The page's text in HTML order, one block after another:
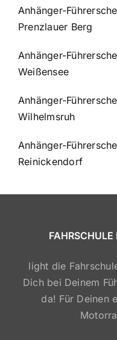
Anhänger-
Prenzlauer Berg
Anhänger-
Weißensee
Anhänger-
Wilhelmsruh
Anhänger-
Reinickendorf
light die
Dich bei Deinem
da! Für Deinen